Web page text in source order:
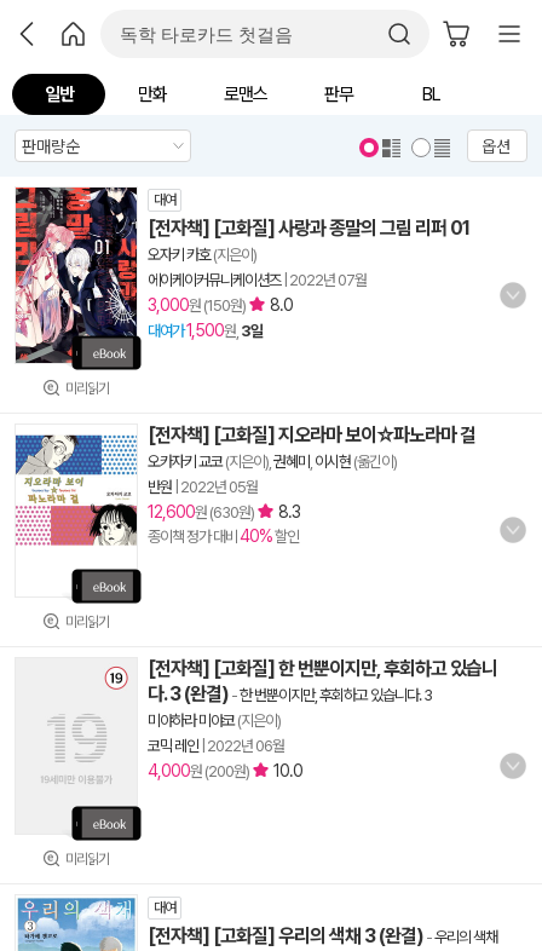
일반 만화 로맨스 판무 BL
옵션
미리읽기
대여
[전자책] [고화질] 사랑과 종말의 그림 리퍼 01
오자키 카호(지은이)
에이케이커뮤니케이션즈| 2022년 07월
3,000원 (150원) 8.0
대여가1,500원, 3일
미리읽기
[전자책] [고화질] 지오라마 보이☆파노라마 걸
오카자키 교코(지은이), 권혜미 이시현 (옮긴이)
반원 2022년 05월
12,600원 (630원) 8.3
종이책 정가 대비 40%할인
미리읽기
[전자책] [고화질] 한 번뿐이지만, 후회하고 있습니
다. 3 (완결) -한 번뿐이지만, 후회하고 있습니다. 3
미야하라 미야코(지은이)
코믹 레인 2022년 06월
4,000원 (200원) 10.0
대여
[전자책] [고화질] 우리의 색채 3 (완결) -우리의 색채